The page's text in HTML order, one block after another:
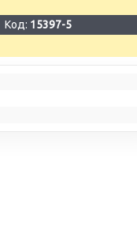
Код: 15397-5